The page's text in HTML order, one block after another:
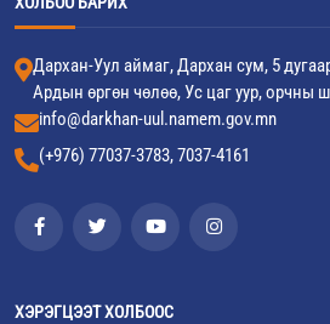
Дархан-Уул аймаг, Дархан сум, 5
Ардын өргөн чөлөө, Ус цаг уур, орчны
info@darkhan-uul.namem.gov.mn
(+976) 77037-3783, 7037-4161
ХЭРЭГЦЭЭТ ХОЛБООС